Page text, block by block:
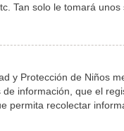
Tan solo le tomará
y Protección de Niños
información, que el
permita recolectar